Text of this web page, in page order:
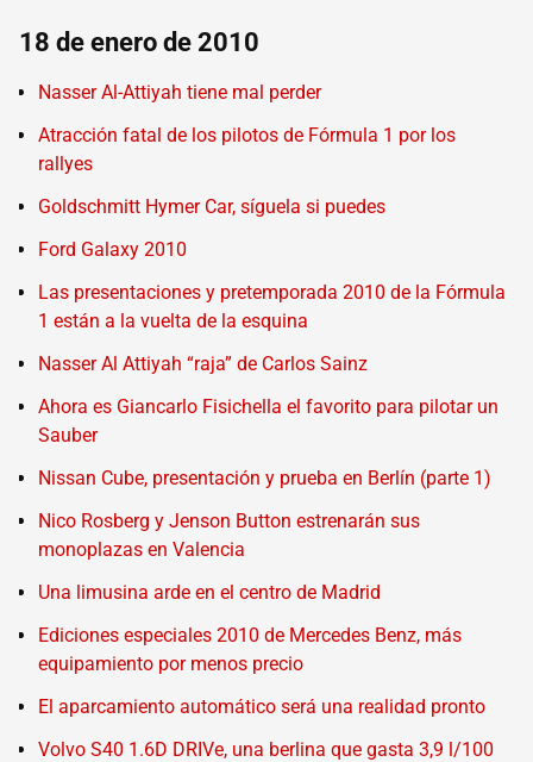
18 de enero de 2010
Nasser Al-Attiyah tiene mal perder
Atracción fatal de los pilotos de Fórmula 1 por los
rallyes
Goldschmitt Hymer Car, síguela si puedes
Ford Galaxy 2010
Las presentaciones y pretemporada 2010 de la Fórmula
1 están a la vuelta de la esquina
Nasser Al Attiyah “raja” de Carlos Sainz
Ahora es Giancarlo Fisichella el favorito para pilotar un
Sauber
Nissan Cube, presentación y prueba en Berlín (parte 1)
Nico Rosberg y Jenson Button estrenarán sus
monoplazas en Valencia
Una limusina arde en el centro de Madrid
Ediciones especiales 2010 de Mercedes Benz, más
equipamiento por menos precio
El aparcamiento automático será una realidad pronto
Volvo S40 1.6D DRIVe, una berlina que gasta 3,9 l/100